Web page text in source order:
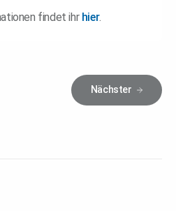
findet ihr hier.
Nächster